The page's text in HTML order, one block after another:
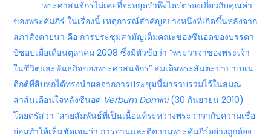
พระศาสนจักรไม่เคยที่จะหยุดรำพึงไตร่ตรองเกี่ยวกับคุณค่า
ของพระคัมภีร์ ในเรื่องนี้ เหตุการณ์สำคัญอย่างหนึ่งที่เกิดขึ้นหลังจาก
สภาสังคายนา คือ การประชุมสามัญเต็มคณะของซีนอดของบรรดา
บิชอปเมื่อเดือนตุลาคม 2008 ซึ่งมีหัวข้อว่า “พระวาจาของพระเจ้า
ในชีวิตและพันธกิจของพระศาสนจักร” สมเด็จพระสันตะปาปาเบเน
ดิกต์ที่สิบหกได้ทรงนำผลจากการประชุมนี้มารวบรวมไว้ในสมณ
สาส์นเตือนใจหลังซีนอด Verbum Domini(30 กันยายน 2010)
โดยตรัสว่า “สายสัมพันธ์ที่เป็นเนื้อแท้ระหว่างพระวาจากับความเชื่อ
ย่อมทำให้เห็นชัดเจนว่า การอ่านและตีความพระคัมภีร์อย่างถูกต้อง